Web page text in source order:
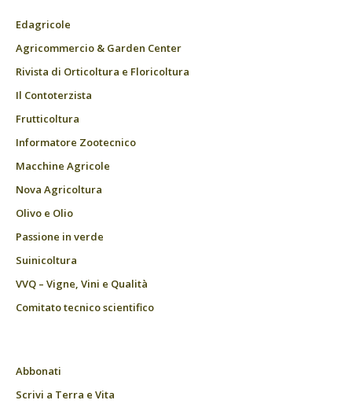
Edagricole
Agricommercio & Garden Center
Rivista di Orticoltura e Floricoltura
Il Contoterzista
Frutticoltura
Informatore Zootecnico
Macchine Agricole
Nova Agricoltura
Olivo e Olio
Passione in verde
Suinicoltura
VVQ – Vigne, Vini e Qualità
Comitato tecnico scientifico
Abbonati
Scrivi a Terra e Vita